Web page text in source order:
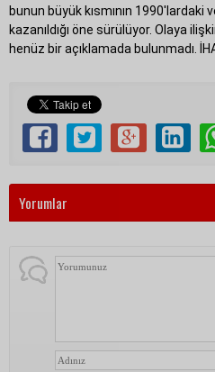
bunun büyük kısmının 1990'lardaki
kazanıldığı öne sürülüyor. Olaya
henüz bir açıklamada bulunmadı.
Yorumlar